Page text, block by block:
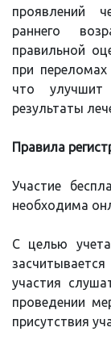
проявлений
раннего
правильной
при
что улучшит
результаты
Правила
Участие
необходима
С целью
участия
проведении
присутствия